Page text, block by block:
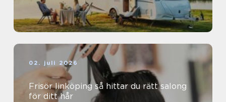
02. juli 2026
Frisör linköping så hittar du rätt salong
för ditt hår